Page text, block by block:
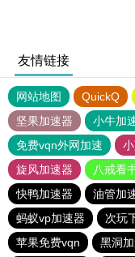
友情链接
网站地图 QuickQ
坚果加速器
小牛加
免费vqn外网加速
旋风加速器
八戒看
快鸭加速器
油管加
蚂蚁vp加速器
次玩
苹果免费vqn
黑洞